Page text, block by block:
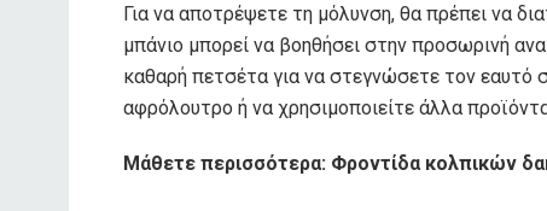
Για να αποτρέψετε τη μόλυνση, θα πρέπει να
μπάνιο μπορεί να βοηθήσει στην προσωρινή
καθαρή πετσέτα για να στεγνώσετε τον εαυτό
αφρόλουτρο ή να χρησιμοποιείτε άλλα
Μάθετε περισσότερα: Φροντίδα κολπικών